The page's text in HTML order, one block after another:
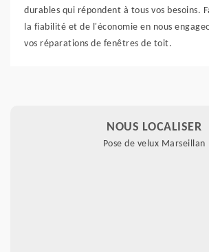
durables qui répondent à tous vos besoins.
la fiabilité et de l'économie en nous
vos réparations de fenêtres de toit.
NOUS LOCALISER
Pose de velux Marseillan